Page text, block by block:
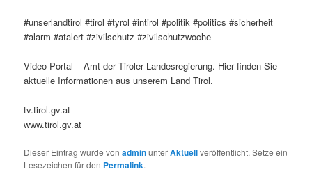
#unserlandtirol #tirol #tyrol #intirol #politik #politics #sicherheit
#alarm #atalert #zivilschutz #zivilschutzwoche
Video Portal – Amt der Tiroler Landesregierung. Hier finden Sie
aktuelle Informationen aus unserem Land Tirol.
tv.tirol.gv.at
www.tirol.gv.at
Dieser Eintrag wurde vonadminunterAktuellveröffentlicht. Setze ein
Lesezeichen für den Permalink.